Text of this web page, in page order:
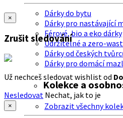
Dárky do bytu
Dárky pro nastávající
Férové, bio a eko dárky
Udržitelné a zero-
Dárky od českých
Dárky pro domácí
Kolekce a
Zobrazit všechny
×
Zrušit sledování
Už nechceš sledovat wishlist od
Nesledovat Nechat, jak to je
×